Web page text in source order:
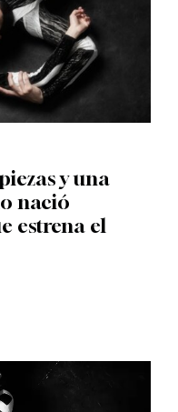
y una
nació
estrena el